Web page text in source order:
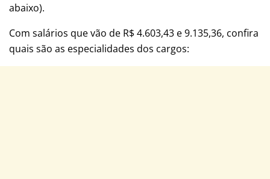
abaixo).
Com salários que vão de R$ 4.603,43 e 9.135,36, confira
quais são as especialidades dos cargos: